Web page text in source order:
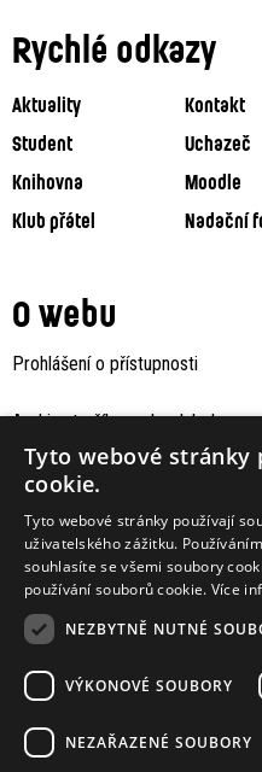
Rychlé odkazy
Aktuality Kontakt
Student
Uchazeč
Knihovna
Moodle
Klub přátel
Nadační
O webu
Prohlášení o přístupnosti
Archiv staršího webu Jaboku
Podporují nás
Tyto webové stránky
cookie.
Tyto webové stránky používají
uživatelského zážitku.
souhlasíte se všemi soubory
používání souborů cookie. Více
NEZBYTNĚ NUTNÉ
VÝKONOVÉ SOUBORY
NEZAŘAZENÉ SOUBORY